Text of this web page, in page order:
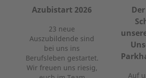
Azubistart 2026
23 neue
Auszubildende sind
bei uns ins
Berufsleben gestartet.
Wir freuen uns riesig,
Auf